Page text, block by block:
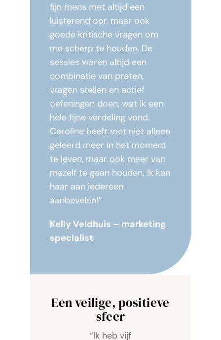
fijn mens met altijd een
luisterend oor, maar ook
goede kritische vragen om
me scherp te houden. De
sessies waren altijd een
combinatie van praten,
vragen stellen en actief
oefeningen doen, wat ik een
hele fijne verdeling vond.
Caroline heeft met niet alleen
geleerd meer in het moment
te leven, maar ook meer van
mezelf te gaan houden. Ik kan
haar aan iedereen
aanbevelen!”
Kelly Veldhuis – marketing
specialist
Een veilige, positieve
sfeer
“Ik heb vijf